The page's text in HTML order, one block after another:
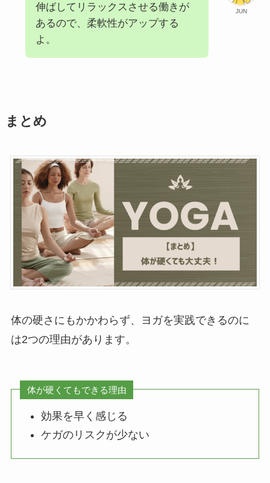
JUN
伸ばしてリラックスさせる働きが
あるので、柔軟性がアップする
よ。
まとめ
体の硬さにもかかわらず、ヨガを実践できるのに
は2つの理由があります。
体が硬くてもできる理由
効果を早く感じる
ケガのリスクが少ない